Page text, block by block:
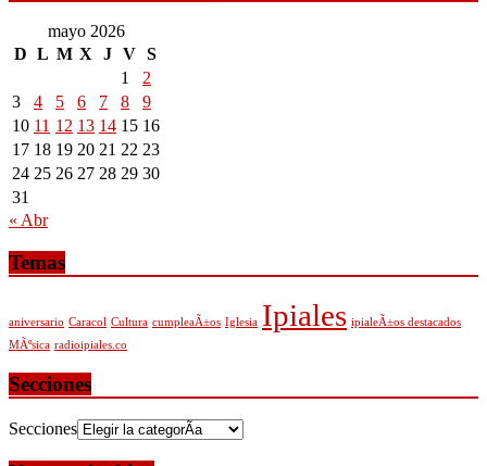
mayo 2026
D L M X J V S
1
2
3
4 5 6 7 8
9
10 11 12 13 14 15 16
17 18 19 20 21 22 23
24 25 26 27 28 29 30
31
« Abr
Temas
aniversario Caracol Cultura cumpleaÃ±os Iglesia Ipiales ipialeÃ±os destacados
MÃºsica radioipiales.co
Secciones
Secciones